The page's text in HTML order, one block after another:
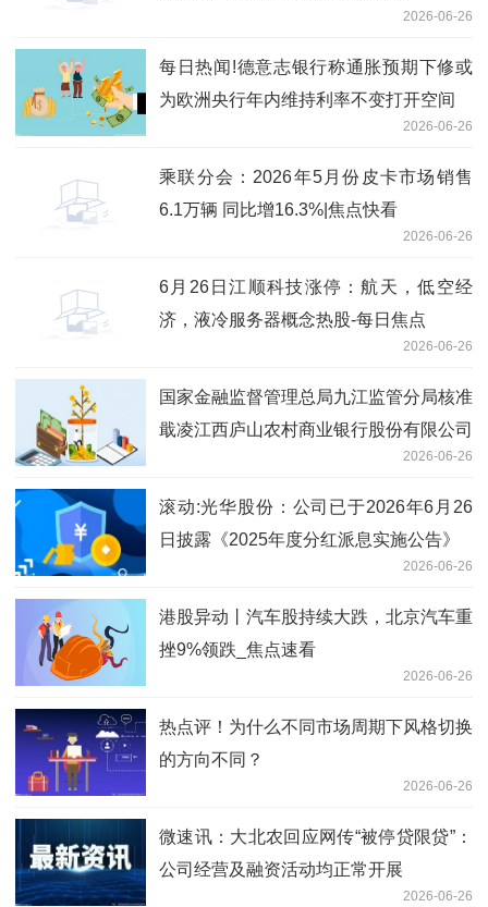
2026-06-26
每日热闻!德意志银行称通胀预期下修或
为欧洲央行年内维持利率不变打开空间
2026-06-26
乘联分会：2026年5月份皮卡市场销售
6.1万辆 同比增16.3%|焦点快看
2026-06-26
6月26日江顺科技涨停：航天，低空经
济，液冷服务器概念热股-每日焦点
2026-06-26
国家金融监督管理总局九江监管分局核准
戢凌江西庐山农村商业银行股份有限公司
2026-06-26
滚动:光华股份：公司已于2026年6月26
日披露《2025年度分红派息实施公告》
2026-06-26
港股异动丨汽车股持续大跌，北京汽车重
挫9%领跌_焦点速看
2026-06-26
热点评！为什么不同市场周期下风格切换
的方向不同？
2026-06-26
微速讯：大北农回应网传“被停贷限贷”：
公司经营及融资活动均正常开展
2026-06-26